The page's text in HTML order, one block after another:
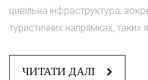
цивільна інфраструктура,
туристичних напрямках, таких
ЧИТАТИ ДАЛІ